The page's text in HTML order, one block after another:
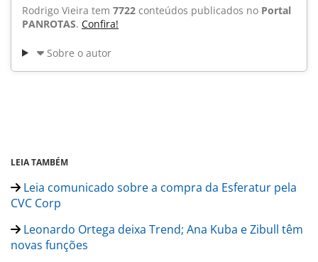
Rodrigo Vieira tem 7722 conteúdos publicados no Portal
PANROTAS. Confira!
Sobre o autor
LEIA TAMBÉM
Leia comunicado sobre a compra da Esferatur pela
CVC Corp
Leonardo Ortega deixa Trend; Ana Kuba e Zibull têm
novas funções